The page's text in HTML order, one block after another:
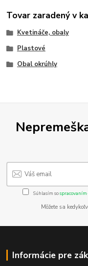
Tovar zaradený v
Kvetináče, obaly
Plastové
Obal okrúhly
Súhlasím so
Môžete sa
Informácie pre